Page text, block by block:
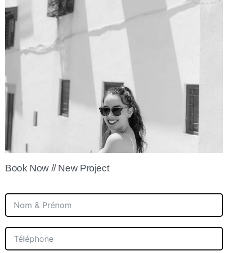
Book Now // New Project